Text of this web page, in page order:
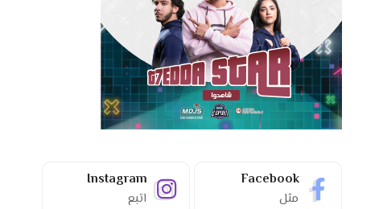
Facebook
مثل
Instagram
اتبع